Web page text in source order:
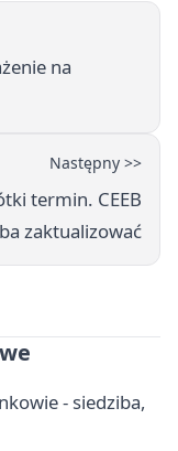
na
Następny >>
termin. CEEB
zaktualizować
- siedziba,